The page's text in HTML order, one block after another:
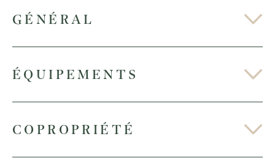
GÉNÉRAL
ÉQUIPEMENTS
COPROPRIÉTÉ